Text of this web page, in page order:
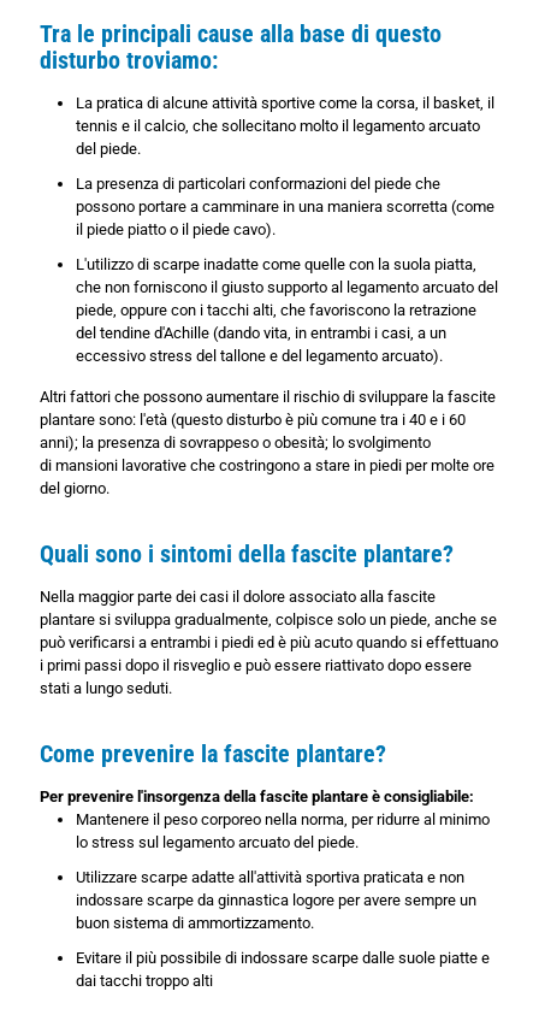
Tra le principali cause alla base di questo
disturbo troviamo:
La pratica di alcune attività sportive come la corsa, il basket, il
tennis e il calcio, che sollecitano molto il legamento arcuato
del piede.
La presenza di particolari conformazioni del piede che
possono portare a camminare in una maniera scorretta (come
il piede piatto o il piede cavo).
L'utilizzo di scarpe inadatte come quelle con la suola piatta,
che non forniscono il giusto supporto al legamento arcuato del
piede, oppure con i tacchi alti, che favoriscono la retrazione
del tendine d'Achille (dando vita, in entrambi i casi, a un
eccessivo stress del tallone e del legamento arcuato).
Altri fattori che possono aumentare il rischio di sviluppare la fascite
plantare sono: l'età (questo disturbo è più comune tra i 40 e i 60
anni); la presenza di sovrappeso o obesità; lo svolgimento
di mansioni lavorative che costringono a stare in piedi per molte ore
del giorno.
Quali sono i sintomi della fascite plantare?
Nella maggior parte dei casi il dolore associato alla fascite
plantare si sviluppa gradualmente, colpisce solo un piede, anche se
può verificarsi a entrambi i piedi ed è più acuto quando si effettuano
i primi passi dopo il risveglio e può essere riattivato dopo essere
stati a lungo seduti.
Come prevenire la fascite plantare?
Per prevenire l'insorgenza della fascite plantare è consigliabile:
Mantenere il peso corporeo nella norma, per ridurre al minimo
lo stress sul legamento arcuato del piede.
Utilizzare scarpe adatte all'attività sportiva praticata e non
indossare scarpe da ginnastica logore per avere sempre un
buon sistema di ammortizzamento.
Evitare il più possibile di indossare scarpe dalle suole piatte e
dai tacchi troppo alti